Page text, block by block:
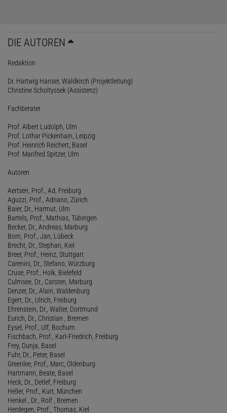
DIE AUTOREN
Redaktion
Dr. Hartwig Hanser, Waldkirch (Projektleitung)
Christine Scholtyssek (Assistenz)
Fachberater
Prof. Albert Ludolph, Ulm
Prof. Lothar Pickenhain, Leipzig
Prof. Heinrich Reichert, Basel
Prof. Manfred Spitzer, Ulm
Autoren
Aertsen, Prof., Ad, Freiburg
Aguzzi, Prof., Adriano, Zürich
Baier, Dr., Harmut, Ulm
Bartels, Prof., Mathias, Tübingen
Becker, Dr., Andreas, Marburg
Born, Prof., Jan, Lübeck
Brecht, Dr., Stephan, Kiel
Breer, Prof., Heinz, Stuttgart
Carenini, Dr., Stefano, Würzburg
Cruse, Prof., Holk, Bielefeld
Culmsee, Dr., Carsten, Marburg
Denzer, Dr., Alain, Waldenburg
Egert, Dr., Ulrich, Freiburg
Ehrenstein, Dr., Walter, Dortmund
Eurich, Dr., Christian , Bremen
Eysel, Prof., Ulf, Bochum
Fischbach, Prof., Karl-Friedrich, Freiburg
Frey, Dunja, Basel
Fuhr, Dr., Peter, Basel
Greenlee, Prof., Marc, Oldenburg
Hartmann, Beate, Basel
Heck, Dr., Detlef, Freiburg
Heller, Prof., Kurt, München
Henkel , Dr., Rolf , Bremen
Herdegen, Prof., Thomas, Kiel